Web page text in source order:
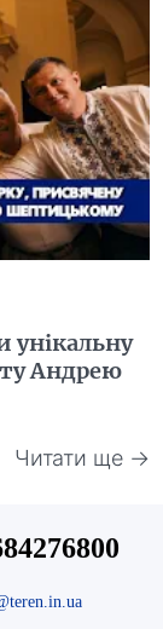
унікальну
Андрею
Читати ще →